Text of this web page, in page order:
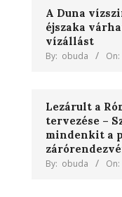
A Duna
éjszaka
vízállást
By: obuda On:
Lezárult a
tervezése –
mindenkit a
By: obuda On: